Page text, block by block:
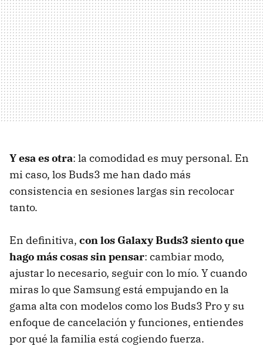
Y esa es otra: la comodidad es muy personal. En
mi caso, los Buds3 me han dado más
consistencia en sesiones largas sin recolocar
tanto.
En definitiva, con los Galaxy Buds3 siento que
hago más cosas sin pensar: cambiar modo,
ajustar lo necesario, seguir con lo mío. Y cuando
miras lo que Samsung está empujando en la
gama alta con modelos como los Buds3 Pro y su
enfoque de cancelación y funciones, entiendes
por qué la familia está cogiendo fuerza.